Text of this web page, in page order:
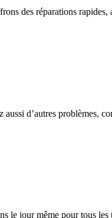
des réparations rapides,
d’autres problèmes,
le jour même pour tous